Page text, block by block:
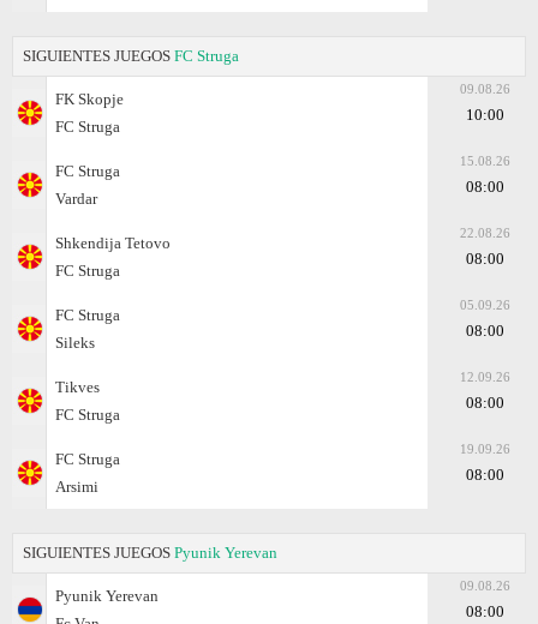
SIGUIENTES JUEGOS FC Struga
FK Skopje
FC Struga
09.08.26
10:00
FC Struga
Vardar
15.08.26
08:00
Shkendija Tetovo
FC Struga
22.08.26
08:00
FC Struga
Sileks
05.09.26
08:00
Tikves
FC Struga
12.09.26
08:00
FC Struga
Arsimi
19.09.26
08:00
SIGUIENTES JUEGOS Pyunik Yerevan
Pyunik Yerevan
09.08.26
08:00